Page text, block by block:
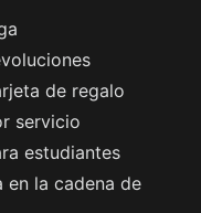
de regalo
servicio
estudiantes
en la cadena de